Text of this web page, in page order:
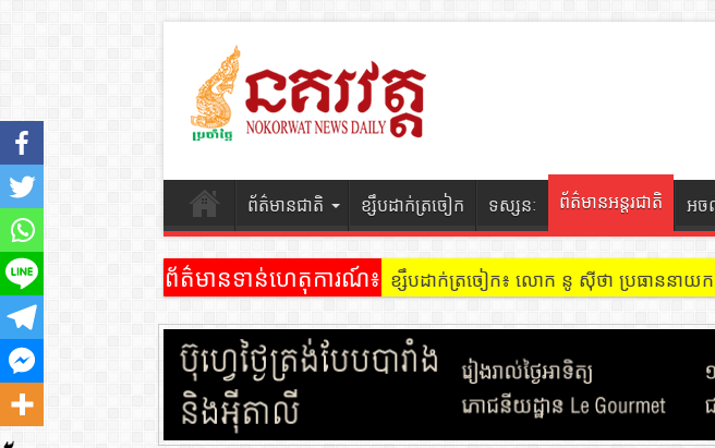
ព័ត៌មានជាតិ ខ្សឹបដាក់ត្រចៀក ទស្សនៈ ព័ត៌មានអន្តរជាតិ អច
ព័ត៌មានទាន់ហេតុការណ៍៖ ខ្សឹបដាក់ត្រចៀក៖ លោក នូ សុីថា ប្រធាននាយកដ្ឋ